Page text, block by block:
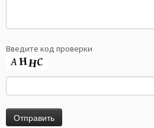
Введите код проверки